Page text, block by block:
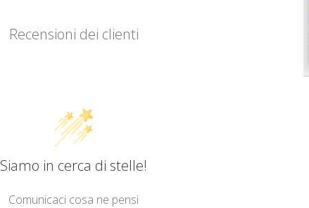
Recensioni dei clienti
Siamo in cerca di stelle!
Comunicaci cosa ne pensi